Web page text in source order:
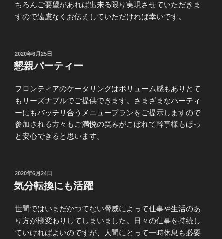
ちろんご要望があれば出来る限り実現させていただきま
すので遠慮なくお伝えしていただければ幸いです。
投
稿
日:
2020年6月25日
懇親パーティー
フロンティアのケータリングはボリューム感もありとて
もリーズナブルでご提供できます。さまざまなパーティ
ーにもバッチリ合うメニュープランをご提示しますので
参加される方々もご満悦の笑みがこぼれて幹事様もほっ
と安心できると思います。
投
稿
日:
2020年6月24日
気分転換にも活躍
世間ではいまだかつてない脅威によって仕事や生活のあ
り方が様変わりしてしまいました。日々の仕事を持続し
ていければよいのですが、人間にとって一時休息も必要